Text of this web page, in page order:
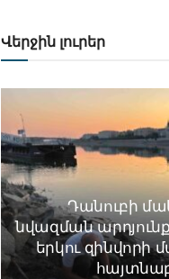
Վերջին լուրեր
Դանուբի
նվազման
երկու զինվորի